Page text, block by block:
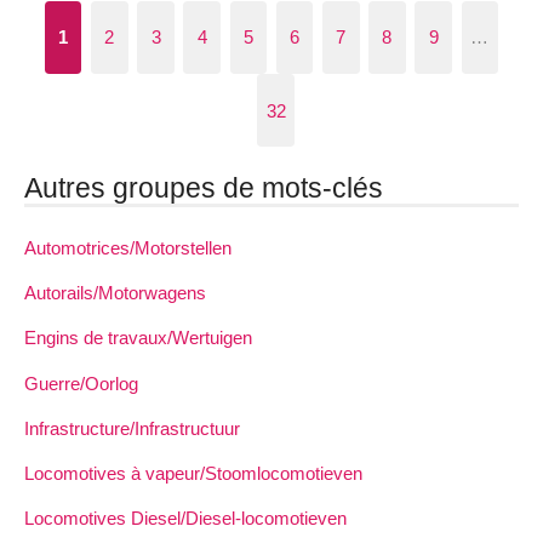
1 2 3 4 5 6 7 8 9 …
32
Autres groupes de mots-clés
Automotrices/Motorstellen
Autorails/Motorwagens
Engins de travaux/Wertuigen
Guerre/Oorlog
Infrastructure/Infrastructuur
Locomotives à vapeur/Stoomlocomotieven
Locomotives Diesel/Diesel-locomotieven